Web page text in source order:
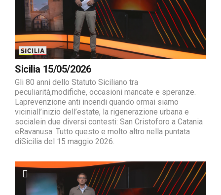
Sicilia 15/05/2026
Gli 80 anni dello Statuto Siciliano tra
peculiarità,modifiche, occasioni mancate e speranze.
Laprevenzione anti incendi quando ormai siamo
viciniall’inizio dell’estate, la rigenerazione urbana e
socialein due diversi contesti: San Cristoforo a Catania
eRavanusa. Tutto questo e molto altro nella puntata
diSicilia del 15 maggio 2026.